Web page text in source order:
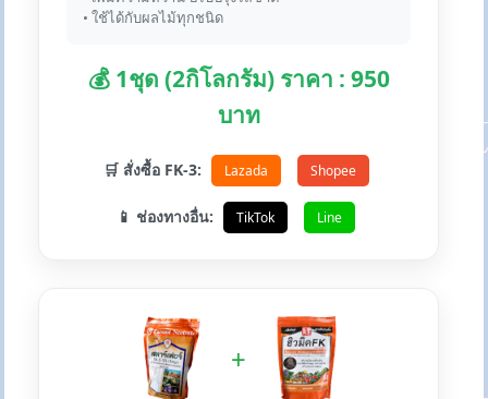
• ใช้ได้กับผลไม้ทุกชนิด
💰 1ชุด (2กิโลกรัม) ราคา : 950
บาท
🛒 สั่งซื้อ FK-3: Lazada Shopee
📱 ช่องทางอื่น: TikTok Line
+